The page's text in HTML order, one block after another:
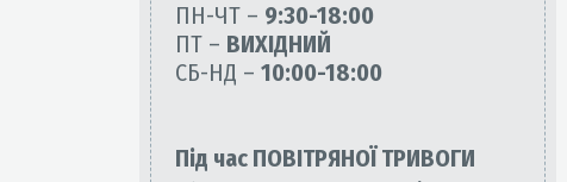
ПН-ЧТ – 9:30-18:00
ПТ – ВИХІДНИЙ
СБ-НД – 10:00-18:00
Під час ПОВІТРЯНОЇ ТРИВОГИ